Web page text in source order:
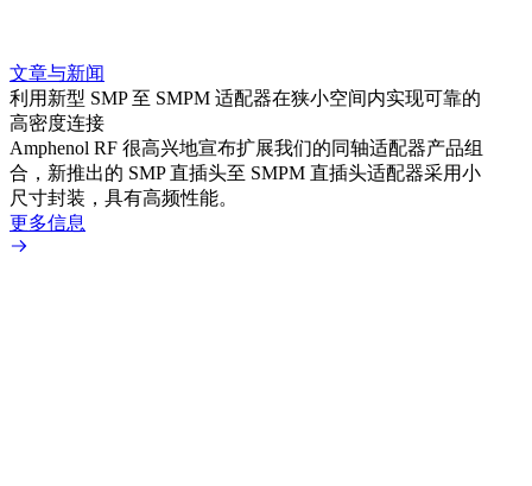
文章与新闻
利用新型 SMP 至 SMPM 适配器在狭小空间内实现可靠的
高密度连接
Amphenol RF 很高兴地宣布扩展我们的同轴适配器产品组
合，新推出的 SMP 直插头至 SMPM 直插头适配器采用小
尺寸封装，具有高频性能。
更多信息